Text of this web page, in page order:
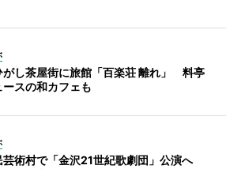
がし茶屋街に旅館「百楽荘 離れ」 料亭
ースの和カフェも
芸術村で「金沢21世紀歌劇団」公演へ